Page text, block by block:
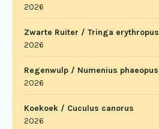
2026
Zwarte Ruiter / Tringa erythropus
2026
Regenwulp / Numenius phaeopus
2026
Koekoek / Cuculus canorus
2026